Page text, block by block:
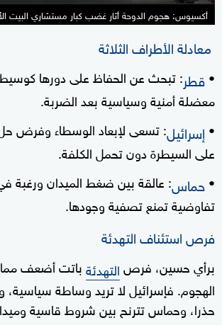
أكسيوس: هجوم الدوحة أثار غضب كبار مستشاري البيت
معادلة الأطراف الثلاثة
•قطر: تبحث عن الحفاظ على دورها
معضلة أمنية وسياسية بعد الضربة.
• إسرائيل: تسعى لإبعاد الوسطاء وفرض
على السيطرة دون تحمل الكلفة.
•حماس: عالقة بين ضغط الميدان
تفاوضية تمنع تصفية وجودها.
فرص استئناف التهدئة
برأي حسين، فرصالتهدئةباتت أضعف
الهجوم. فإسرائيل لا تريد وساطة سياسية،
حذرا، وحماس تترنح بين شروط قاسية